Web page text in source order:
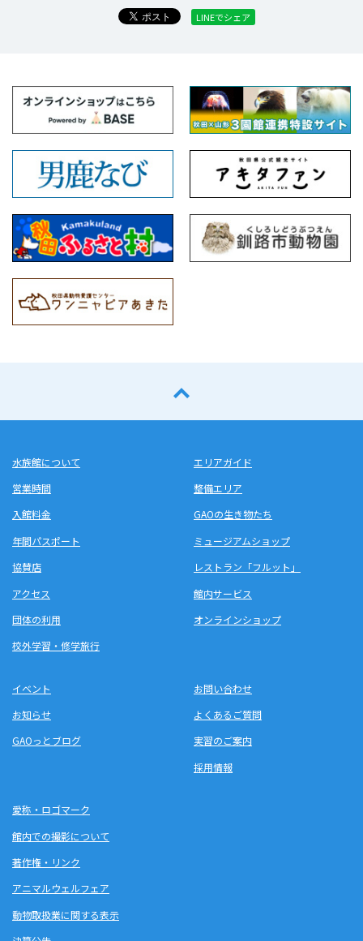
LINEでシェア
水族館について
営業時間
入館料金
年間パスポート
協賛店
アクセス
団体の利用
校外学習・修学旅行
エリアガイド
整備エリア
GAOの生き物たち
ミュージアムショップ
レストラン「フルット」
館内サービス
オンラインショップ
イベント
お知らせ
GAOっとブログ
お問い合わせ
よくあるご質問
実習のご案内
採用情報
愛称・ロゴマーク
館内での撮影について
著作権・リンク
アニマルウェルフェア
動物取扱業に関する表示